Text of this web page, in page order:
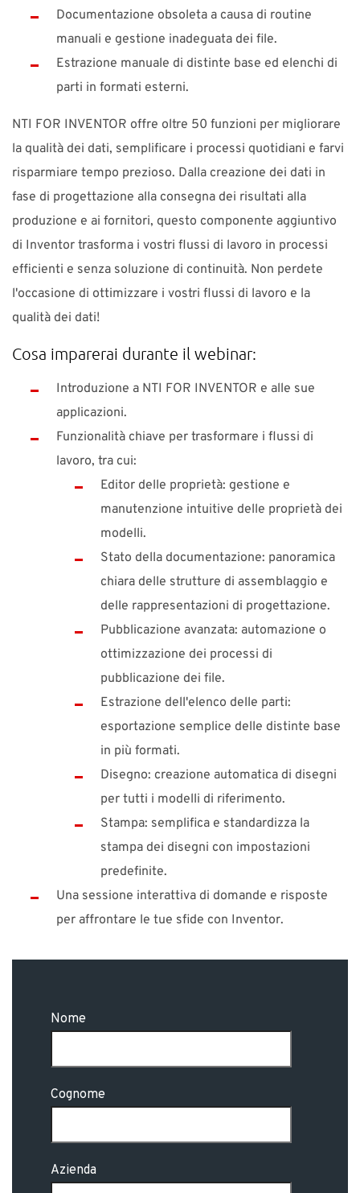
Documentazione obsoleta a causa di routine
manuali e gestione inadeguata dei file.
Estrazione manuale di distinte base ed elenchi di
parti in formati esterni.
NTI FOR INVENTOR offre oltre 50 funzioni per migliorare
la qualità dei dati, semplificare i processi quotidiani e farvi
risparmiare tempo prezioso. Dalla creazione dei dati in
fase di progettazione alla consegna dei risultati alla
produzione e ai fornitori, questo componente aggiuntivo
di Inventor trasforma i vostri flussi di lavoro in processi
efficienti e senza soluzione di continuità. Non perdete
l'occasione di ottimizzare i vostri flussi di lavoro e la
qualità dei dati!
Cosa imparerai durante il webinar:
Introduzione a NTI FOR INVENTOR e alle sue
applicazioni.
Funzionalità chiave per trasformare i flussi di
lavoro, tra cui:
Editor delle proprietà: gestione e
manutenzione intuitive delle proprietà dei
modelli.
Stato della documentazione: panoramica
chiara delle strutture di assemblaggio e
delle rappresentazioni di progettazione.
Pubblicazione avanzata: automazione o
ottimizzazione dei processi di
pubblicazione dei file.
Estrazione dell'elenco delle parti:
esportazione semplice delle distinte base
in più formati.
Disegno: creazione automatica di disegni
per tutti i modelli di riferimento.
Stampa: semplifica e standardizza la
stampa dei disegni con impostazioni
predefinite.
Una sessione interattiva di domande e risposte
per affrontare le tue sfide con Inventor.